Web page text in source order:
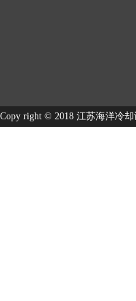
Copy right © 2018 江苏海洋冷